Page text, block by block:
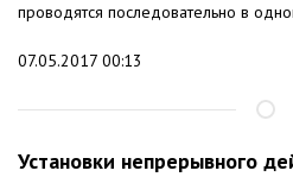
проводятся последовательно в
07.05.2017 00:13
Установки непрерывного